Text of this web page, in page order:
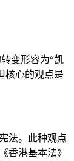
变形容为“凯
核心的观点是
法。此种观点
香港基本法》